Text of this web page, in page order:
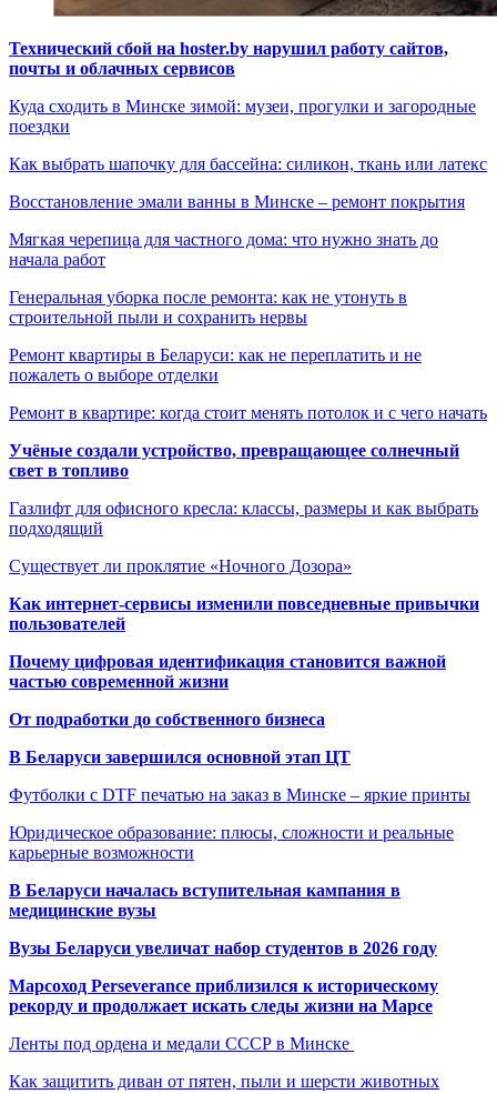
Технический сбой на hoster.by нарушил работу сайтов,
почты и облачных сервисов
Куда сходить в Минске зимой: музеи, прогулки и загородные
поездки
Как выбрать шапочку для бассейна: силикон, ткань или латекс
Восстановление эмали ванны в Минске – ремонт покрытия
Мягкая черепица для частного дома: что нужно знать до
начала работ
Генеральная уборка после ремонта: как не утонуть в
строительной пыли и сохранить нервы
Ремонт квартиры в Беларуси: как не переплатить и не
пожалеть о выборе отделки
Ремонт в квартире: когда стоит менять потолок и с чего начать
Учёные создали устройство, превращающее солнечный
свет в топливо
Газлифт для офисного кресла: классы, размеры и как выбрать
подходящий
Существует ли проклятие «Ночного Дозора»
Как интернет-сервисы изменили повседневные привычки
пользователей
Почему цифровая идентификация становится важной
частью современной жизни
От подработки до собственного бизнеса
В Беларуси завершился основной этап ЦТ
Футболки с DTF печатью на заказ в Минске – яркие принты
Юридическое образование: плюсы, сложности и реальные
карьерные возможности
В Беларуси началась вступительная кампания в
медицинские вузы
Вузы Беларуси увеличат набор студентов в 2026 году
Марсоход Perseverance приблизился к историческому
рекорду и продолжает искать следы жизни на Марсе
Ленты под ордена и медали СССР в Минске
Как защитить диван от пятен, пыли и шерсти животных